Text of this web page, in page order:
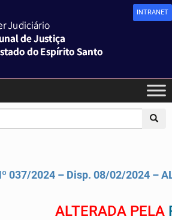
INTRANET
037/2024 – Disp. 08/02/2024 –
ALTERADA PELA